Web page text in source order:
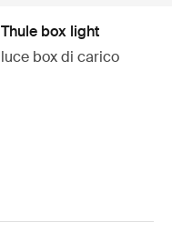
Thule box light
luce box di carico